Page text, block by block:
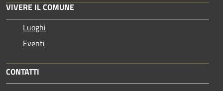
VIVERE IL COMUNE
Luoghi
Eventi
CONTATTI